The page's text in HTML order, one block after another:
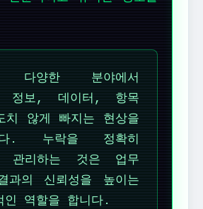
다양한 분야에서
정보, 데이터, 항목
치 않게 빠지는 현상을
다. 누락을 정확히
관리하는 것은 업무
과의 신뢰성을 높이는
인 역할을 합니다.